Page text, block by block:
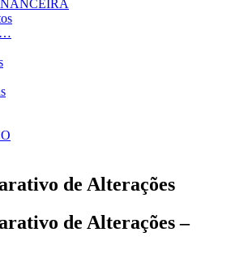
de Alterações
de Alterações –